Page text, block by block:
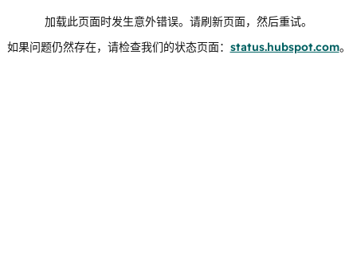
加载此页面时发生意外错误。请刷新页面，然后重试。
如果问题仍然存在，请检查我们的状态页面： status.hubspot.com。